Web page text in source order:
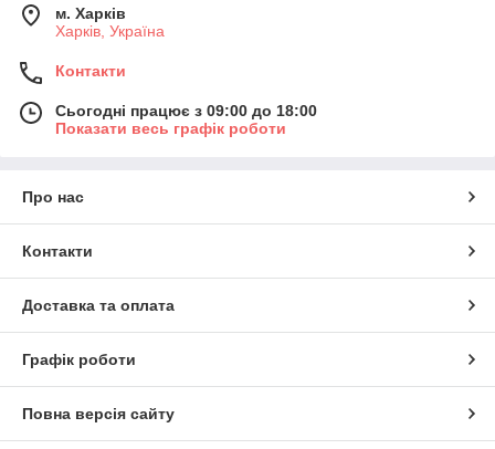
м. Харків
Харків, Україна
Контакти
Сьогодні працює з 09:00 до 18:00
Показати весь графік роботи
Про нас
Контакти
Доставка та оплата
Графік роботи
Повна версія сайту